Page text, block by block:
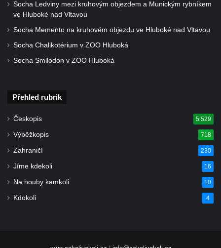
Kostel svaté Kateřiny Alexandrijské v
Varech
Kaple Panny Marie v Kunčicích nad Labem
Jablonce nad Nisou
Márnice/hřbitovní kaple na hřbitově v
Rychnově u Jablonce nad Nisou
Výklenková kaple u rozcestí u domu čp. 42
v Krásné u Pěnčína
Márnice na hřbitově v Krásné u Pěnčína
Socha Ledviny mezi kruhovým objezdem a Munickým rybníkem
ve Hluboké nad Vltavou
Socha Memento na kruhovém objezdu ve Hluboké nad Vltavou
Socha Chalikotérium v ZOO Hluboká
Socha Smilodon v ZOO Hluboká
Přehled rubrik
Českopis 5 529
Výběžkopis 718
Zahraničí 230
Jíme kdekoli 16
Na houby kamkoli 10
Kdokoli 4